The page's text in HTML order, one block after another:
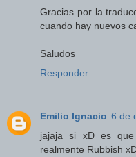
Gracias por la
cuando hay nuevos
Saludos
Responder
Emilio Ignacio 6 de
jajaja si xD es
realmente Rubbish